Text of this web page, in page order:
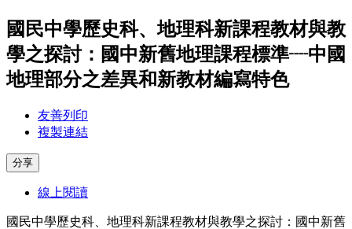
國民中學歷史科、地理科新課程教材與教
學之探討：國中新舊地理課程標準┈中國
地理部分之差異和新教材編寫特色
友善列印
複製連結
分享
線上閱讀
國民中學歷史科、地理科新課程教材與教學之探討：國中新舊